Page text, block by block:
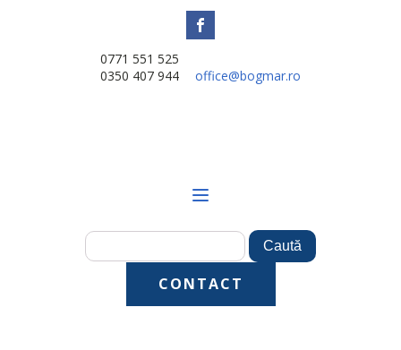
0771 551 525
0350 407 944
office@bogmar.ro
CONTACT